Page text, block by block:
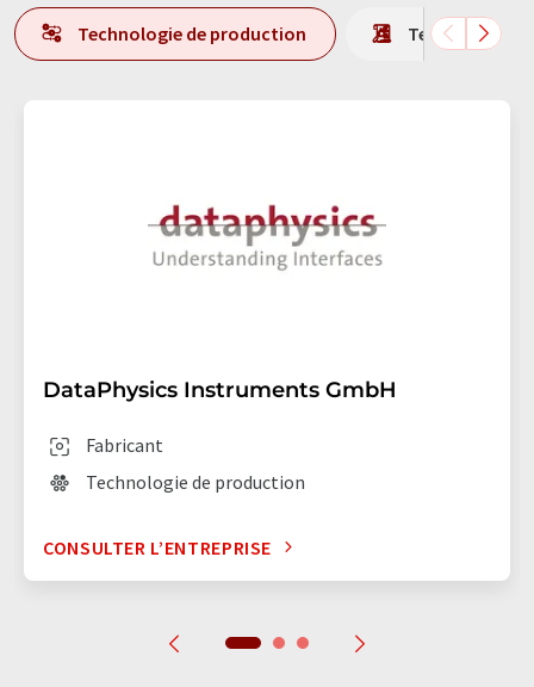
Technologie de production Technologie
DataPhysics Instruments GmbH
Fabricant
Technologie de production
CONSULTER L’ENTREPRISE